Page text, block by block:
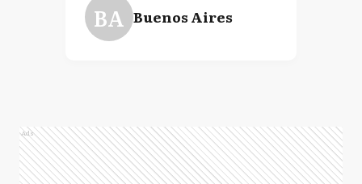
BA Buenos Aires
Ads